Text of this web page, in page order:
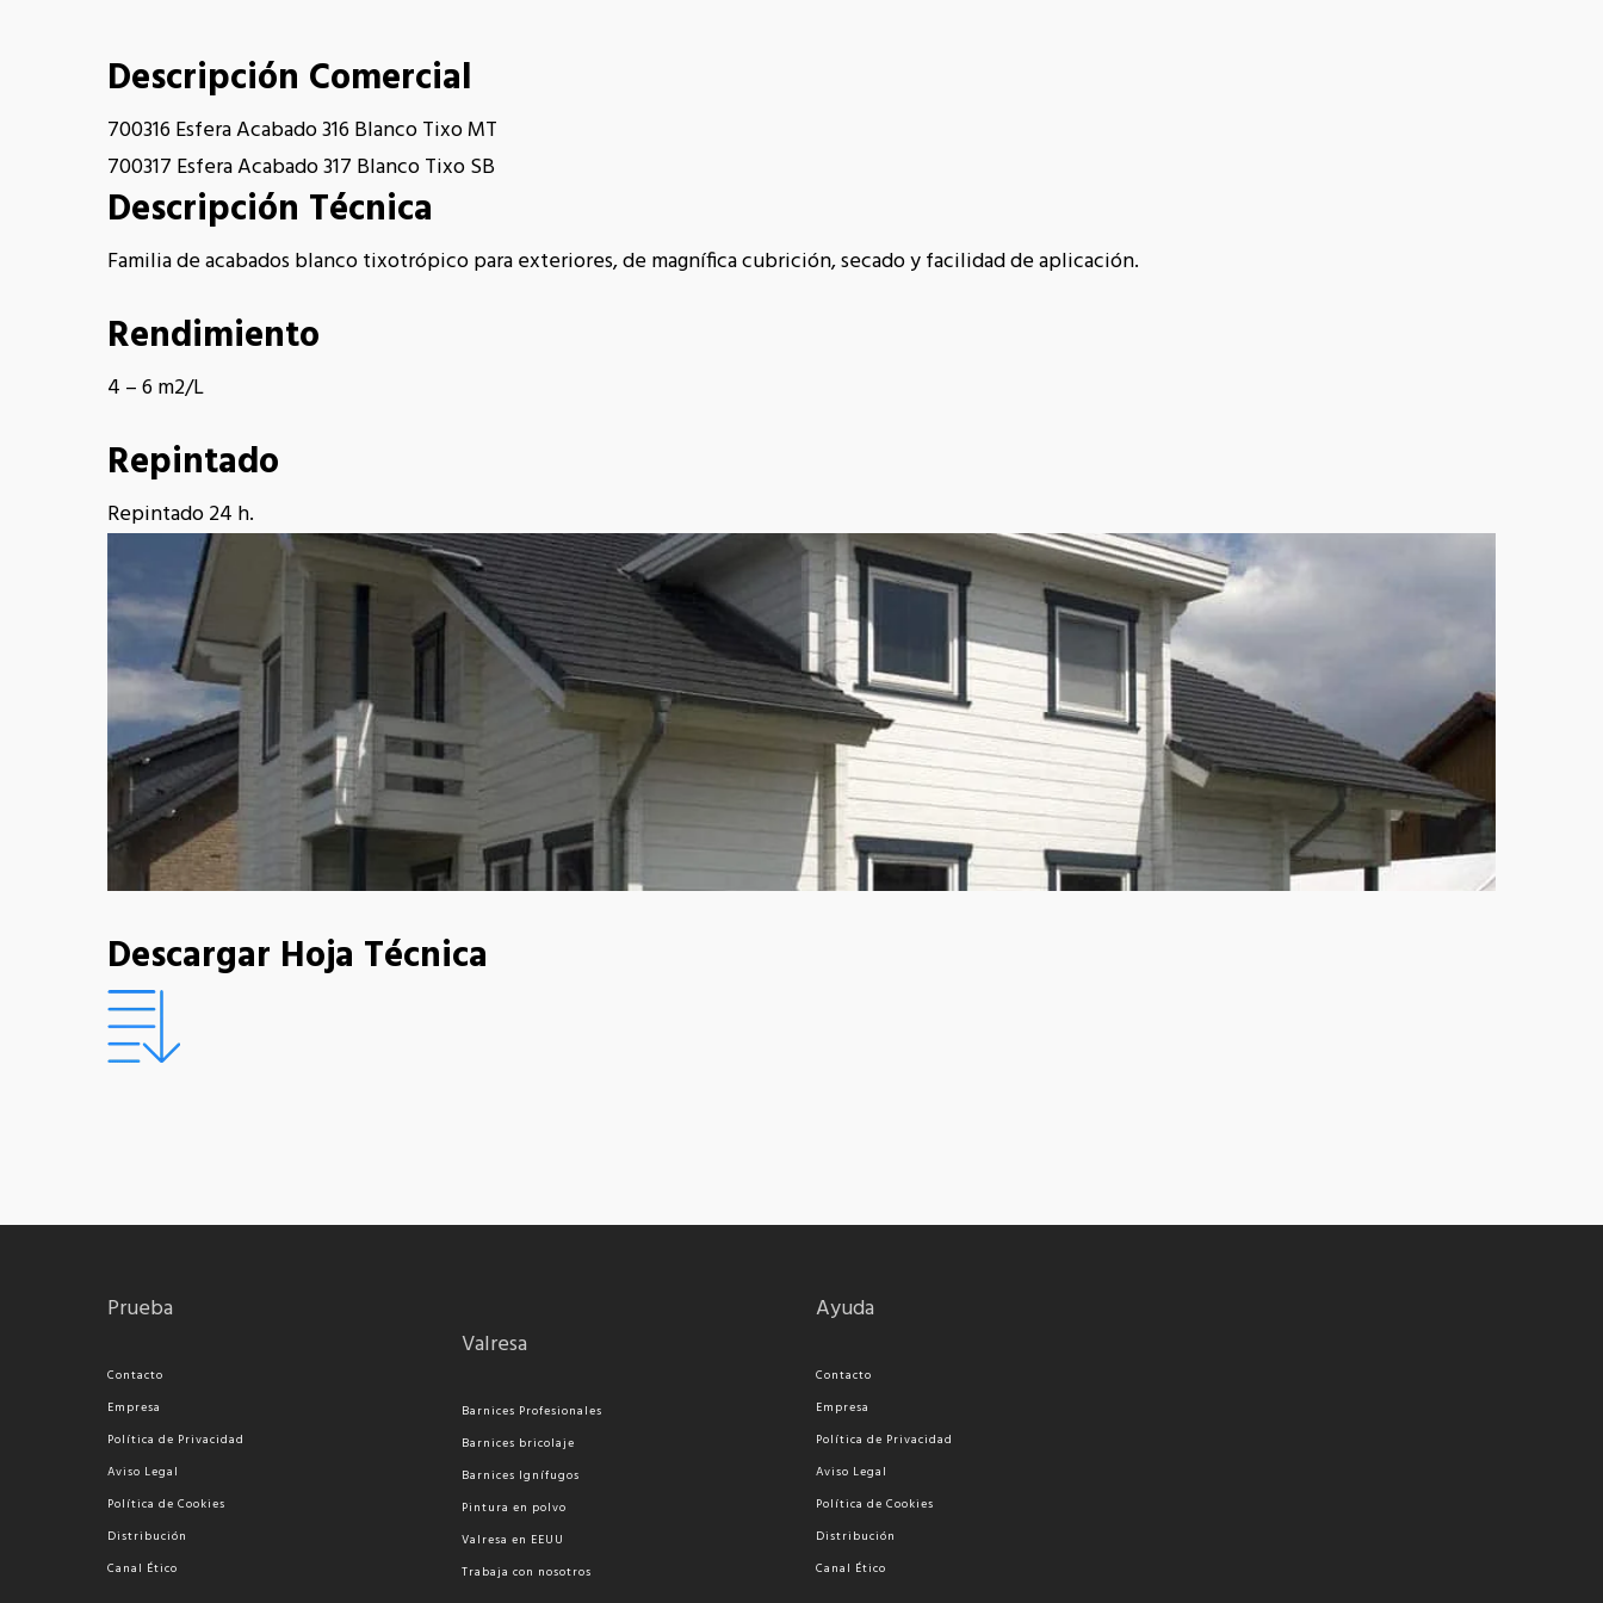
Descripción Comercial
700316 Esfera Acabado 316 Blanco Tixo MT
700317 Esfera Acabado 317 Blanco Tixo SB
Descripción Técnica
Familia de acabados blanco tixotrópico para exteriores, de magnífica cubrición, secado y facilidad de aplicación.
Rendimiento
4 – 6 m2/L
Repintado
Repintado 24 h.
Descargar Hoja Técnica
Prueba
Contacto
Empresa
Política de Privacidad
Aviso Legal
Política de Cookies
Distribución
Canal Ético
Valresa
Barnices Profesionales
Barnices bricolaje
Barnices Ignífugos
Pintura en polvo
Valresa en EEUU
Trabaja con nosotros
Ayuda
Contacto
Empresa
Política de Privacidad
Aviso Legal
Política de Cookies
Distribución
Canal Ético